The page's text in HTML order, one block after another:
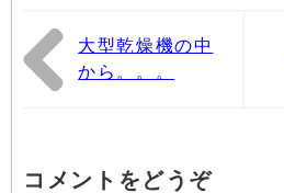
大型乾燥機の中
から。。。
コメントをどうぞ